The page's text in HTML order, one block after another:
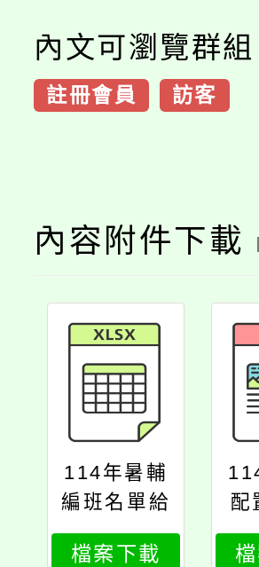
內文可瀏覽群組
註冊會員 訪客
內容附件下載
114年暑輔
編班名單給
學生
檔案下載
配
輔